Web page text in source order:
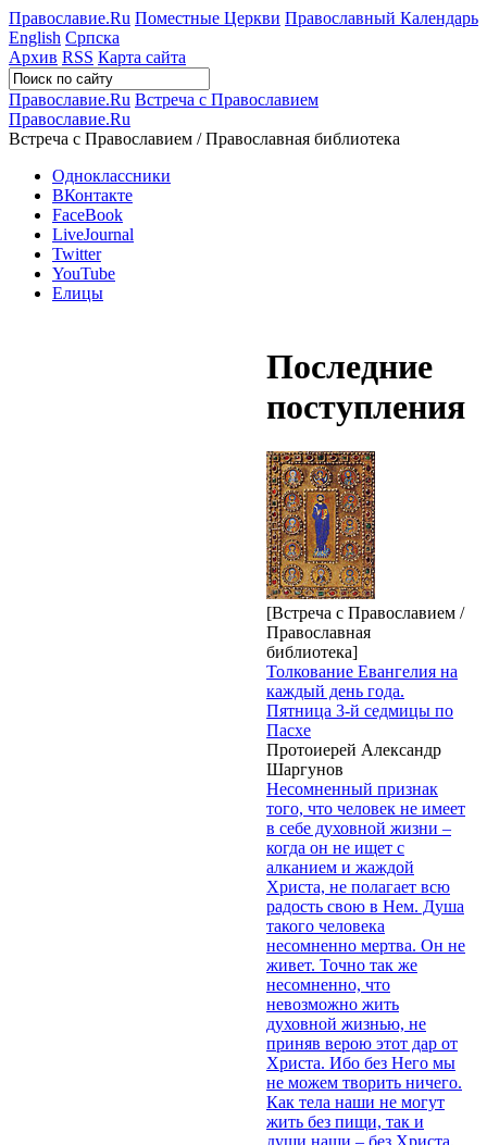
Православие.Ru Поместные Церкви Православный Календарь
English Српска
Архив RSS Карта сайта
Православие.Ru Встреча с Православием
Православие.Ru
Встреча с Православием / Православная библиотека
Одноклассники
ВКонтакте
FaceBook
LiveJournal
Twitter
YouTube
Елицы
Последние
поступления
[Встреча с Православием /
Православная
библиотека]
Толкование Евангелия на
каждый день года.
Пятница 3-й седмицы по
Пасхе
Протоиерей Александр
Шаргунов
Несомненный признак
того, что человек не имеет
в себе духовной жизни –
когда он не ищет с
алканием и жаждой
Христа, не полагает всю
радость свою в Нем. Душа
такого человека
несомненно мертва. Он не
живет. Точно так же
несомненно, что
невозможно жить
духовной жизнью, не
приняв верою этот дар от
Христа. Ибо без Него мы
не можем творить ничего.
Как тела наши не могут
жить без пищи, так и
души наши – без Христа.